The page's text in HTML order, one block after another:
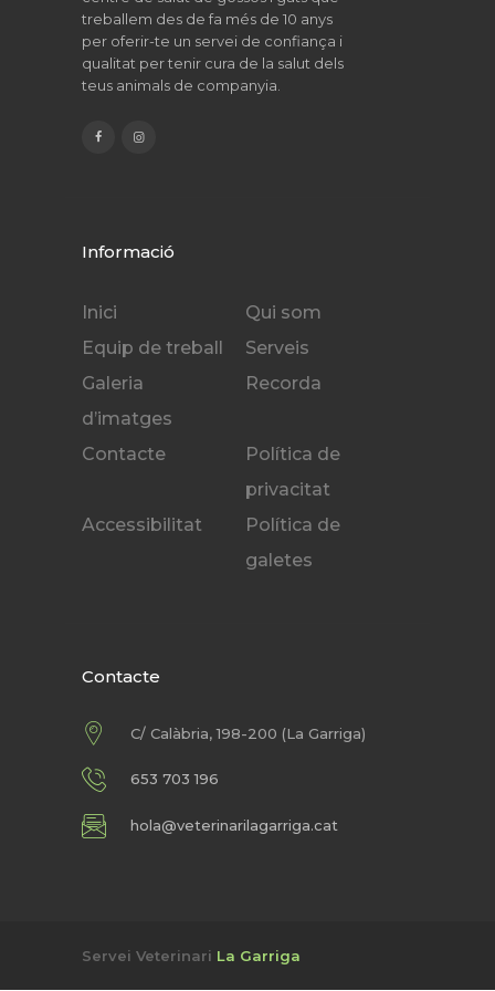
treballem des de fa més de 10 anys
per oferir-te un servei de confiança i
qualitat per tenir cura de la salut dels
teus animals de companyia.
Informació
Inici
Qui som
Equip de treball
Serveis
Galeria
d’imatges
Recorda
Contacte
Política de
privacitat
Accessibilitat
Política de
galetes
Contacte
C/ Calàbria, 198-200 (La Garriga)
653 703 196
hola@veterinarilagarriga.cat
Servei Veterinari La Garriga